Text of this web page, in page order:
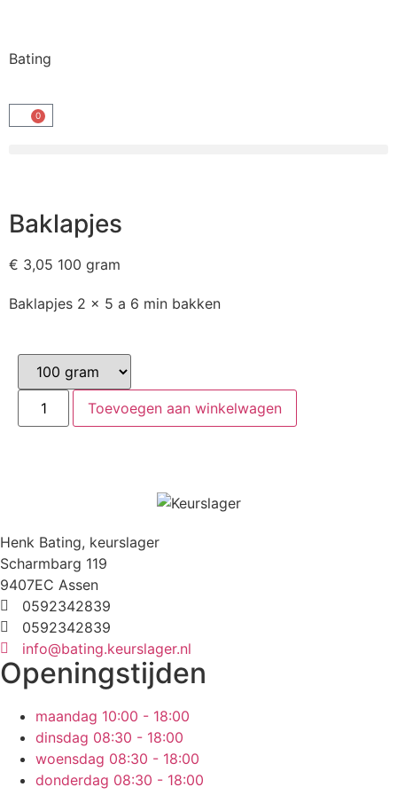
Bating
0
Baklapjes
€ 3,05 100 gram
Baklapjes 2 x 5 a 6 min bakken
Toevoegen aan winkelwagen
Henk Bating, keurslager
Scharmbarg 119
9407EC Assen
0592342839
0592342839
info@bating.keurslager.nl
Openingstijden
maandag 10:00 - 18:00
dinsdag 08:30 - 18:00
woensdag 08:30 - 18:00
donderdag 08:30 - 18:00